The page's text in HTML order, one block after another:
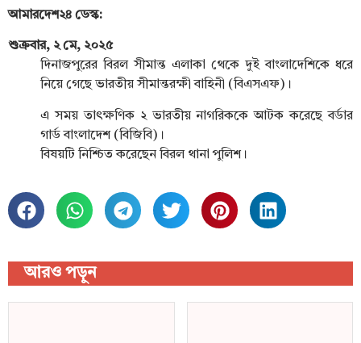
সামাজিক যোগাযোগমাধ্যমে ছড়িয়ে পড়া তাঁর কিছু পারিবারিক মুহূর্ত।
আমারদেশ২৪ ডেস্ক:
শুক্রবার, ২ মে, ২০২৫
দিনাজপুরের বিরল সীমান্ত এলাকা থেকে দুই বাংলাদেশিকে ধরে
নিয়ে গেছে ভারতীয় সীমান্তরক্ষী বাহিনী (বিএসএফ)।
এ সময় তাৎক্ষণিক ২ ভারতীয় নাগরিককে আটক করেছে বর্ডার
গার্ড বাংলাদেশ (বিজিবি)।
বিষয়টি নিশ্চিত করেছেন বিরল থানা পুলিশ।
আরও পড়ুন